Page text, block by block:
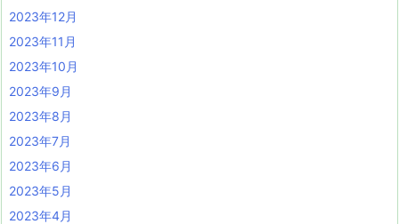
2023年12月
2023年11月
2023年10月
2023年9月
2023年8月
2023年7月
2023年6月
2023年5月
2023年4月